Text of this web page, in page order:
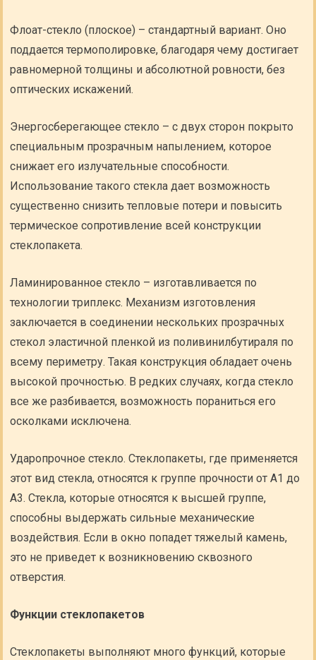
Флоат-стекло (плоское) – стандартный вариант. Оно
поддается термополировке, благодаря чему достигает
равномерной толщины и абсолютной ровности, без
оптических искажений.
Энергосберегающее стекло – с двух сторон покрыто
специальным прозрачным напылением, которое
снижает его излучательные способности.
Использование такого стекла дает возможность
существенно снизить тепловые потери и повысить
термическое сопротивление всей конструкции
стеклопакета.
Ламинированное стекло – изготавливается по
технологии триплекс. Механизм изготовления
заключается в соединении нескольких прозрачных
стекол эластичной пленкой из поливинилбутираля по
всему периметру. Такая конструкция обладает очень
высокой прочностью. В редких случаях, когда стекло
все же разбивается, возможность пораниться его
осколками исключена.
Ударопрочное стекло. Стеклопакеты, где применяется
этот вид стекла, относятся к группе прочности от А1 до
А3. Стекла, которые относятся к высшей группе,
способны выдержать сильные механические
воздействия. Если в окно попадет тяжелый камень,
это не приведет к возникновению сквозного
отверстия.
Функции стеклопакетов
Стеклопакеты выполняют много функций, которые